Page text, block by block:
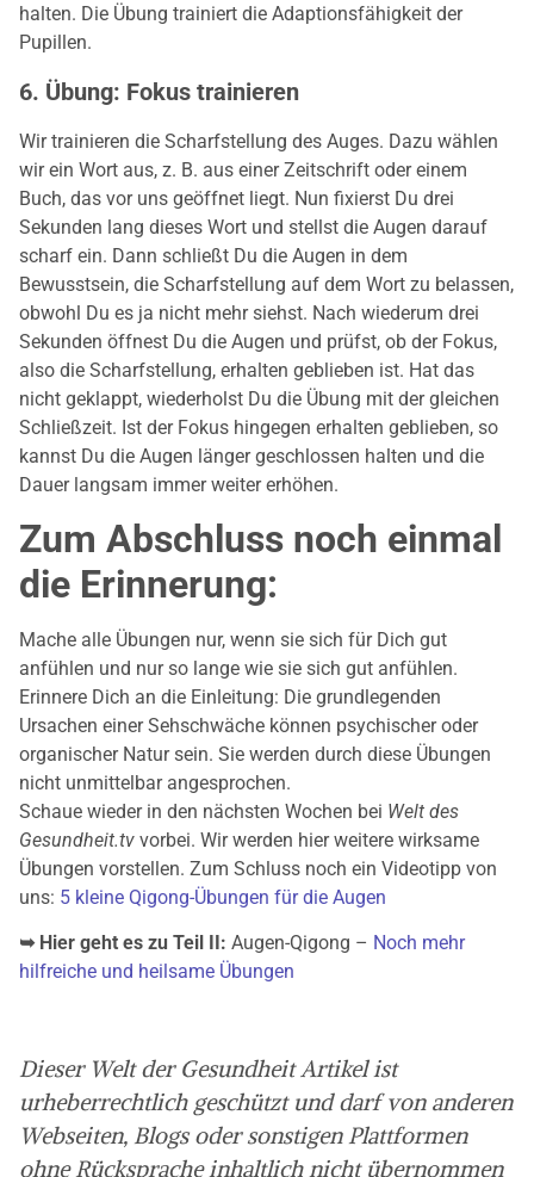
halten. Die Übung trainiert die Adaptionsfähigkeit der
Pupillen.
6. Übung: Fokus trainieren
Wir trainieren die Scharfstellung des Auges. Dazu wählen
wir ein Wort aus, z. B. aus einer Zeitschrift oder einem
Buch, das vor uns geöffnet liegt. Nun fixierst Du drei
Sekunden lang dieses Wort und stellst die Augen darauf
scharf ein. Dann schließt Du die Augen in dem
Bewusstsein, die Scharfstellung auf dem Wort zu belassen,
obwohl Du es ja nicht mehr siehst. Nach wiederum drei
Sekunden öffnest Du die Augen und prüfst, ob der Fokus,
also die Scharfstellung, erhalten geblieben ist. Hat das
nicht geklappt, wiederholst Du die Übung mit der gleichen
Schließzeit. Ist der Fokus hingegen erhalten geblieben, so
kannst Du die Augen länger geschlossen halten und die
Dauer langsam immer weiter erhöhen.
Zum Abschluss noch einmal
die Erinnerung:
Mache alle Übungen nur, wenn sie sich für Dich gut
anfühlen und nur so lange wie sie sich gut anfühlen.
Erinnere Dich an die Einleitung: Die grundlegenden
Ursachen einer Sehschwäche können psychischer oder
organischer Natur sein. Sie werden durch diese Übungen
nicht unmittelbar angesprochen.
Schaue wieder in den nächsten Wochen bei Welt des
Gesundheit.tv vorbei. Wir werden hier weitere wirksame
Übungen vorstellen. Zum Schluss noch ein Videotipp von
uns: 5 kleine Qigong-Übungen für die Augen
➥ Hier geht es zu Teil II: Augen-Qigong – Noch mehr
hilfreiche und heilsame Übungen
Dieser Welt der Gesundheit Artikel ist
urheberrechtlich geschützt und darf von anderen
Webseiten, Blogs oder sonstigen Plattformen
ohne Rücksprache inhaltlich nicht übernommen